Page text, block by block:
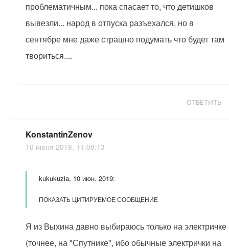
проблематичным... пока спасает то, что детишков
вывезли... народ в отпуска разъехался, но в
сентябре мне даже страшно подумать что будет там
твориться....
ОТВЕТИТЬ
KonstantinZenov
10 июня 2019, 11:08:13
kukukuzia, 10 июн. 2019:
ПОКАЗАТЬ ЦИТИРУЕМОЕ СООБЩЕНИЕ
Я из Выхина давно выбираюсь только на электричке
(точнее, на "Спутнике", ибо обычные электрички на